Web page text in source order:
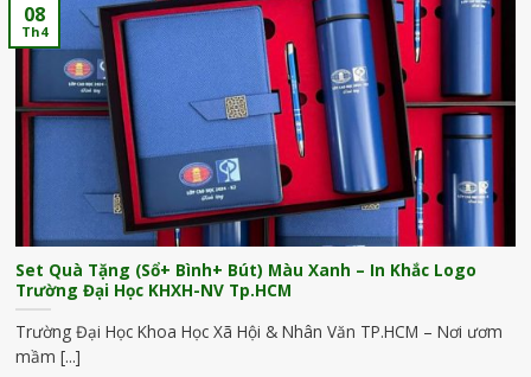
Set Quà Tặng (Sổ+ Bình+ Bút) Màu Xanh – In Khắc Logo
Trường Đại Học KHXH-NV Tp.HCM
Trường Đại Học Khoa Học Xã Hội & Nhân Văn TP.HCM – Nơi ươm
mầm [...]
08
Th4